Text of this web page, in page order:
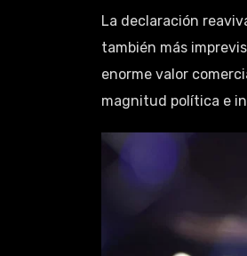
La declaración
también más
enorme valor
magnitud política e